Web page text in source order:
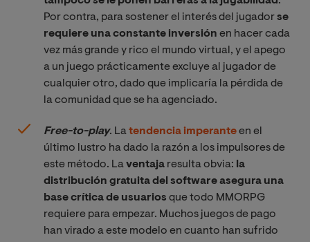
Por contra, para sostener el interés del jugadorse
requiere una constante inversión en hacer cada
vez más grande y rico el mundo virtual, y el apego
a un juego prácticamente excluye al jugador de
cualquier otro, dado que implicaría la pérdida de
la comunidad que se ha agenciado.
Free-to-play. Latendencia imperanteen el
último lustro ha dado la razón a los impulsores de
este método. Laventaja resulta obvia: la
distribución gratuita del software asegura una
base crítica de usuarios que todo MMORPG
requiere para empezar. Muchos juegos de pago
han virado a este modelo en cuanto han sufrido